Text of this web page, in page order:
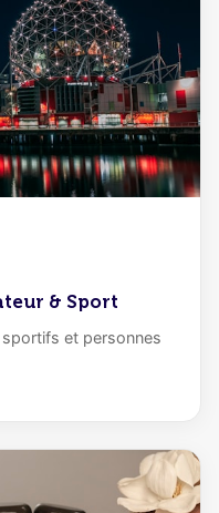
& Sport
et personnes